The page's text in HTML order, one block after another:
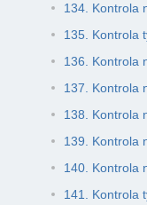
134. Kontrola
135. Kontrola
136. Kontrola
137. Kontrola
138. Kontrola
139. Kontrola
140. Kontrola
141. Kontrola